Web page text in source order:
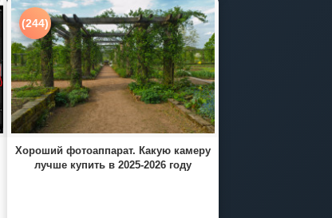
(244)
Хороший фотоаппарат. Какую камеру
лучше купить в 2025-2026 году